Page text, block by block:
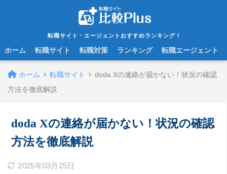
転職サイト・エージェントおすすめランキング！
ホーム 転職サイト 転職対策 ランキング 転職エージェント
ホーム 転職サイト
doda Xの連絡が届かない！状況の確認
方法を徹底解説
doda Xの連絡が届かない！状況の確認
方法を徹底解説
2025年03月25日